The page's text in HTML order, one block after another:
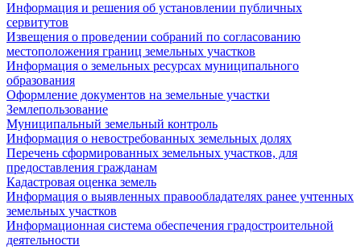
Информация и решения об установлении публичных
сервитутов
Извещения о проведении собраний по согласованию
местоположения границ земельных участков
Информация о земельных ресурсах муниципального
образования
Оформление документов на земельные участки
Землепользование
Муниципальный земельный контроль
Информация о невостребованных земельных долях
Перечень сформированных земельных участков, для
предоставления гражданам
Кадастровая оценка земель
Информация о выявленных правообладателях ранее учтенных
земельных участков
Информационная система обеспечения градостроительной
деятельности